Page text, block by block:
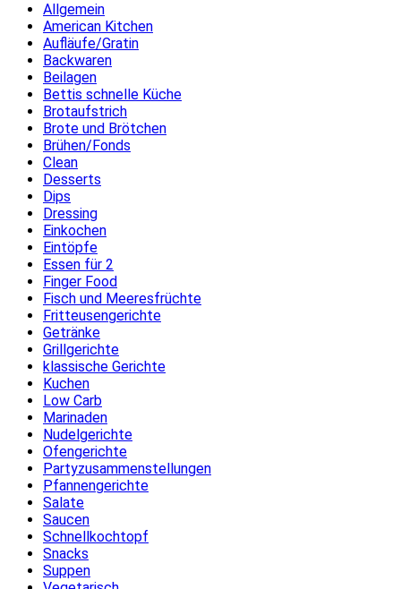
Allgemein
American Kitchen
Aufläufe/Gratin
Backwaren
Beilagen
Bettis schnelle Küche
Brotaufstrich
Brote und Brötchen
Brühen/Fonds
Clean
Desserts
Dips
Dressing
Einkochen
Eintöpfe
Essen für 2
Finger Food
Fisch und Meeresfrüchte
Fritteusengerichte
Getränke
Grillgerichte
klassische Gerichte
Kuchen
Low Carb
Marinaden
Nudelgerichte
Ofengerichte
Partyzusammenstellungen
Pfannengerichte
Salate
Saucen
Schnellkochtopf
Snacks
Suppen